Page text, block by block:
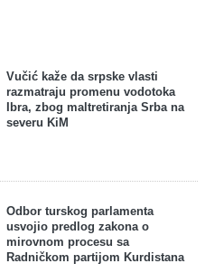
Vučić kaže da srpske vlasti
razmatraju promenu vodotoka
Ibra, zbog maltretiranja Srba na
severu KiM
Odbor turskog parlamenta
usvojio predlog zakona o
mirovnom procesu sa
Radničkom partijom Kurdistana